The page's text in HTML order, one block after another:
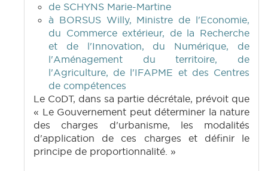
de SCHYNS Marie-Martine
à BORSUS Willy, Ministre de l'Economie,
du Commerce extérieur, de la Recherche
et de l'Innovation, du Numérique, de
l'Aménagement du territoire, de
l'Agriculture, de l'IFAPME et des Centres
de compétences
Le CoDT, dans sa partie décrétale, prévoit que
« Le Gouvernement peut déterminer la nature
des charges d'urbanisme, les modalités
d'application de ces charges et définir le
principe de proportionnalité. »